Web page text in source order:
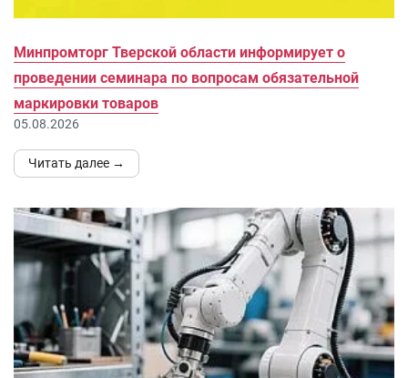
Минпромторг Тверской области информирует о
проведении семинара по вопросам обязательной
маркировки товаров
05.08.2026
Читать далее →